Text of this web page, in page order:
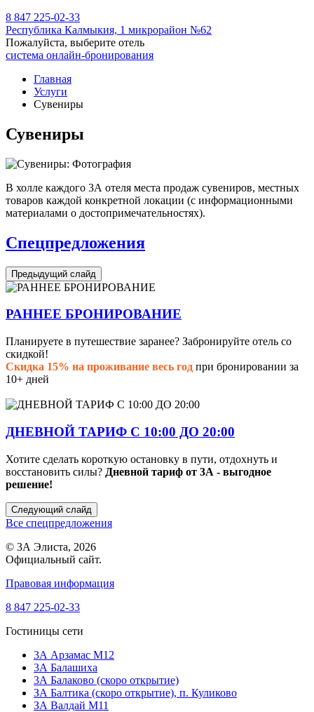
8 847 225-02-33
Республика Калмыкия, 1 микрорайон №62
Пожалуйста, выберите отель
система онлайн-бронирования
Главная
Услуги
Сувениры
Сувениры
В холле каждого 3А отеля места продаж сувениров, местных
товаров каждой конкретной локации (с информационными
материалами о достопримечательностях).
Спецпредложения
Предыдущий слайд
РАННЕЕ БРОНИРОВАНИЕ
Планируете в путешествие заранее? Забронируйте отель со
скидкой!
Скидка 15% на проживание весь год при бронировании за
10+ дней
ДНЕВНОЙ ТАРИФ С 10:00 ДО 20:00
Хотите сделать короткую остановку в пути, отдохнуть и
восстановить силы? Дневной тариф от 3А - выгодное
решение!
Следующий слайд
Все спецпредложения
© 3А Элиста, 2026
Официальный сайт.
Правовая информация
8 847 225-02-33
Гостиницы сети
3А Арзамас М12
3А Балашиха
3А Балаково (скоро открытие)
ЗА Балтика (скоро открытие), п. Куликово
ЗА Валдай M11